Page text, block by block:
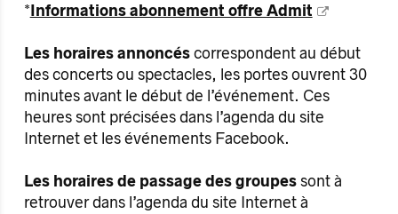
* Informations abonnement offre Admit
Les horaires annoncéscorrespondent au début
des concerts ou spectacles, les portes ouvrent 30
minutes avant le début de l’événement. Ces
heures sont précisées dans l’agenda du site
Internet et les événements Facebook.
Les horaires de passage des groupessont à
retrouver dans l’agenda du site Internet à